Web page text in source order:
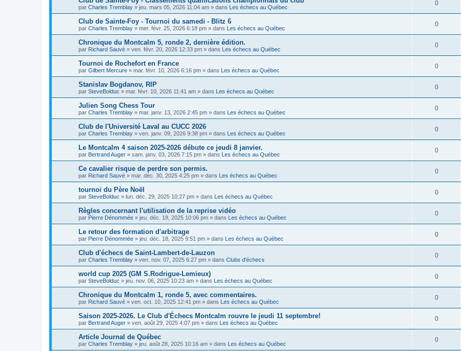
par Charles Tremblay » jeu. mars 05, 2026 11:04 am » dans Les échecs au Québec
0
Club de Sainte-Foy - Tournoi du samedi - Blitz 6
par Charles Tremblay » mer. févr. 25, 2026 6:18 pm » dans Les échecs au Québec
0
Chronique du Montcalm 5, ronde 2, dernière édition.
par Richard Sauvé » ven. févr. 20, 2026 12:33 pm » dans Les échecs au Québec
0
Tournoi de Rochefort en France
par Gilbert Mercure » mar. févr. 10, 2026 6:16 pm » dans Les échecs au Québec
0
Stanislav Bogdanov, RIP
par SteveBolduc » mar. févr. 10, 2026 11:41 am » dans Les échecs au Québec
0
Julien Song Chess Tour
par Charles Tremblay » mar. janv. 13, 2026 2:45 pm » dans Les échecs au Québec
0
Club de l'Université Laval au CUCC 2026
par Charles Tremblay » ven. janv. 09, 2026 9:38 pm » dans Les échecs au Québec
0
Le Montcalm 4 saison 2025-2026 débute ce jeudi 8 janvier.
par Bertrand Auger » sam. janv. 03, 2026 7:15 pm » dans Les échecs au Québec
0
Ce cavalier risque de perdre son permis.
par Richard Sauvé » mar. déc. 30, 2025 4:25 pm » dans Les échecs au Québec
0
tournoi du Père Noël
par SteveBolduc » lun. déc. 29, 2025 10:27 pm » dans Les échecs au Québec
0
Règles concernant l'utilisation de la reprise vidéo
par Pierre Dénommée » jeu. déc. 18, 2025 10:06 pm » dans Les échecs au Québec
0
Le retour des formation d'arbitrage
par Pierre Dénommée » jeu. déc. 18, 2025 9:51 pm » dans Les échecs au Québec
0
Club d'échecs de Saint-Lambert-de-Lauzon
par Charles Tremblay » ven. nov. 07, 2025 6:27 pm » dans Clubs d'échecs
0
world cup 2025 (GM S.Rodrigue-Lemieux)
par SteveBolduc » jeu. nov. 06, 2025 10:23 am » dans Les échecs au Québec
0
Chronique du Montcalm 1, ronde 5, avec commentaires.
par Richard Sauvé » ven. oct. 10, 2025 12:41 pm » dans Les échecs au Québec
0
Saison 2025-2026. Le Club d'Échecs Montcalm rouvre le jeudi 11 septembre!
par Bertrand Auger » ven. août 29, 2025 4:07 pm » dans Les échecs au Québec
0
Article Journal de Québec
par Charles Tremblay » jeu. août 28, 2025 10:16 am » dans Les échecs au Québec
0